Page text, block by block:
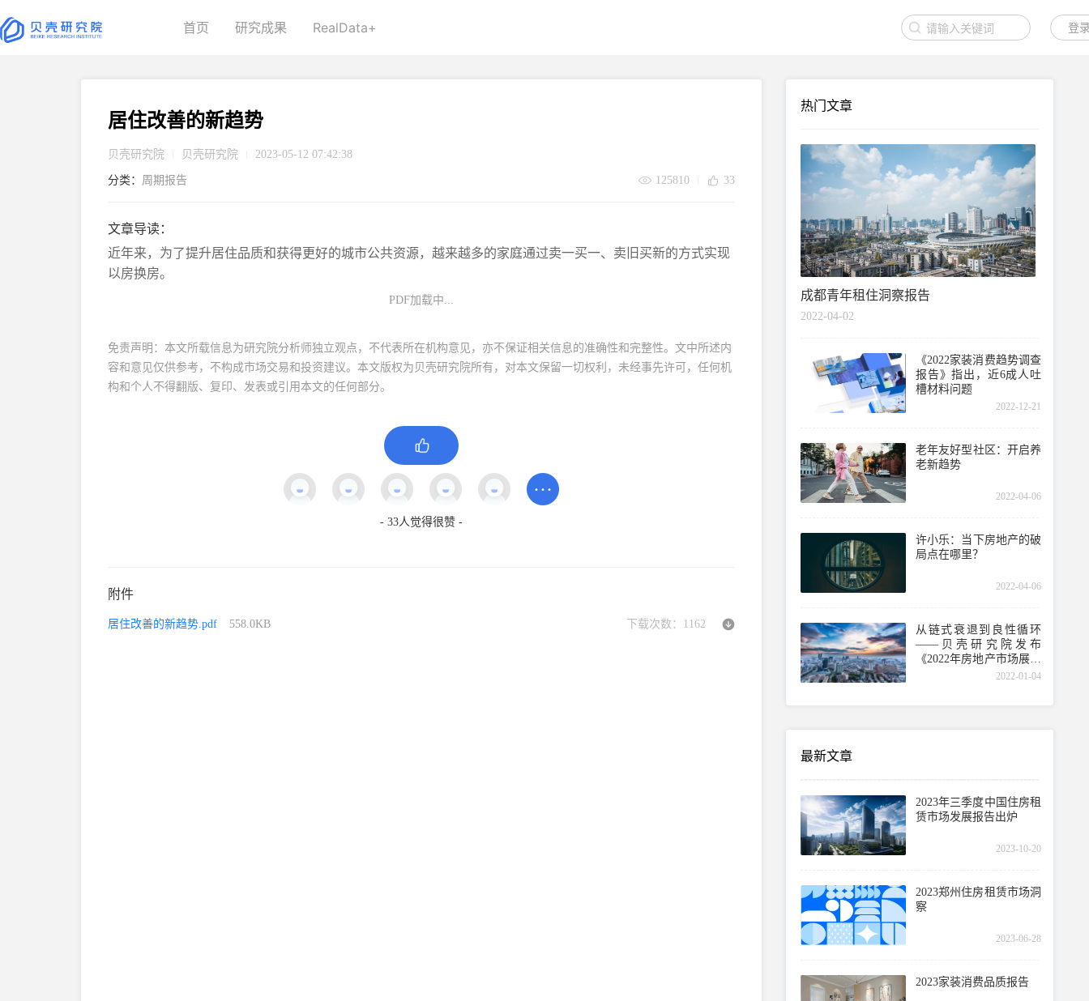
首页 研究成果 RealData+ 登
居住改善的新趋势
贝壳研究院 贝壳研究院 2023-05-12 07:42:38
分类： 周期报告 125810 33
文章导读：
近年来，为了提升居住品质和获得更好的城市公共资源，越来越多的家庭通过卖一买一、卖旧买新的方式实现
以房换房。
PDF加载中...
免责声明：本文所载信息为研究院分析师独立观点，不代表所在机构意见，亦不保证相关信息的准确性和完整性。文中所述内
容和意见仅供参考，不构成市场交易和投资建议。本文版权为贝壳研究院所有，对本文保留一切权利，未经事先许可，任何机
构和个人不得翻版、复印、发表或引用本文的任何部分。
- 33人觉得很赞 -
附件
居住改善的新趋势.pdf 558.0KB 下载次数： 1162
热门文章
成都青年租住洞察报告
2022-04-02
《2022家装消费趋势调查
报告》指出，近6成人吐
槽材料问题
2022-12-21
老年友好型社区：开启养
老新趋势
2022-04-06
许小乐：当下房地产的破
局点在哪里？
2022-04-06
从链式衰退到良性循环
——贝壳研究院发布
《2022年房地产市场展望
2022-01-04
最新文章
2023年三季度中国住房租
赁市场发展报告出炉
2023-10-20
2023郑州住房租赁市场洞
察
2023-06-28
2023家装消费品质报告